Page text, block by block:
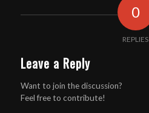
0
REPLIES
Leave a Reply
Want to join the discussion?
Feel free to contribute!